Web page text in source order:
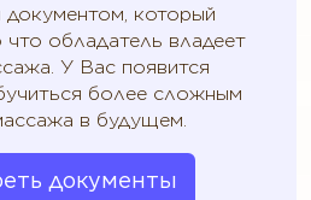
который
обладатель владеет
У Вас появится
более сложным
в будущем.
документы